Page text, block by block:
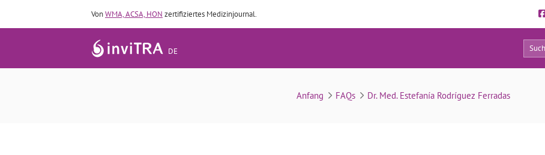
VonWMA, ACSA, HON zertifiziertes Medizinjournal.
DE
FAQs
9
Anfang FAQs Dr. Med. Estefanía Rodríguez Ferradas